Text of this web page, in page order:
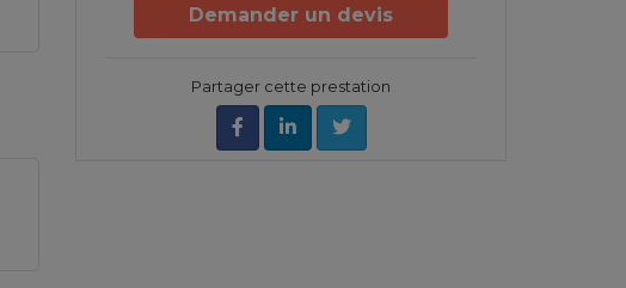
Demander un devis
Partager cette prestation